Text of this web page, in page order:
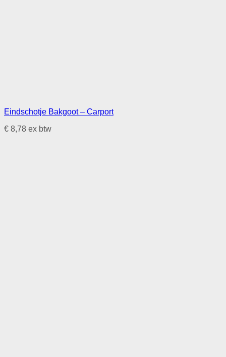
Eindschotje Bakgoot – Carport
€ 8,78 ex btw